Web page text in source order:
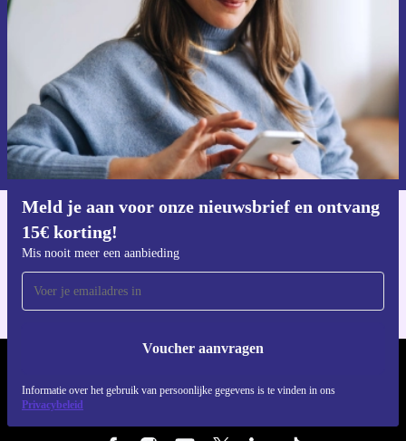
Meld je aan voor onze nieuwsbrief en ontvang
15€ korting!
Mis nooit meer een aanbieding
Voucher aanvragen
Informatie over het gebruik van persoonlijke gegevens is te vinden in ons
Privacybeleid
Mis nooit meer een aanbieding.
Voucher aanvragen
Informatie over het gebruik van persoonsgegevens vind je in ons
privacybeleid.
Voor iOS en Android